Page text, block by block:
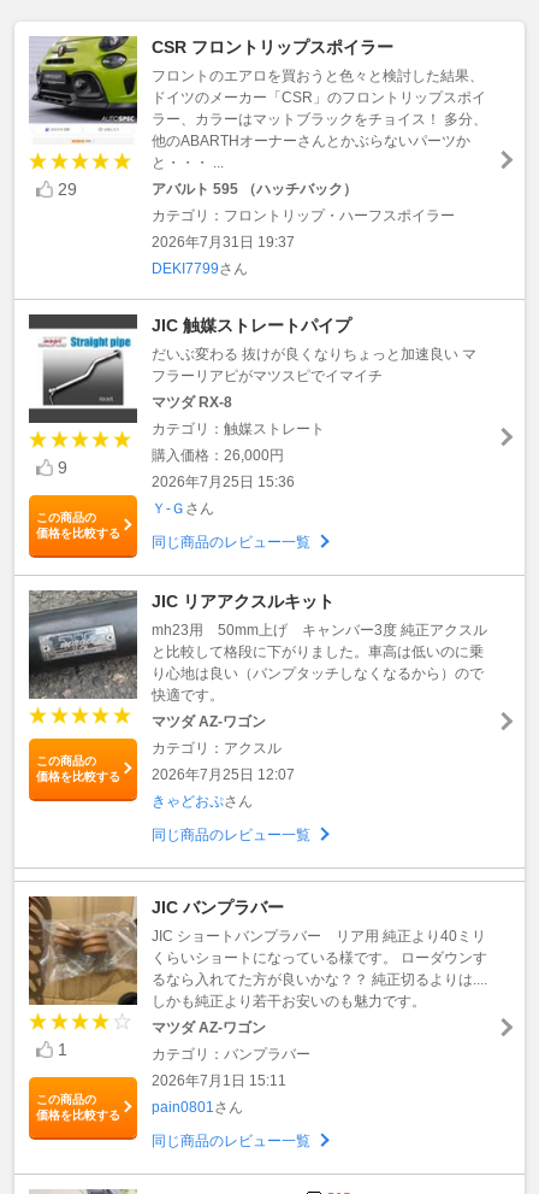
29
CSR フロントリップスポイラー
フロントのエアロを買おうと色々と検討した結果、
ドイツのメーカー「CSR」のフロントリップスポイ
ラー、カラーはマットブラックをチョイス！ 多分、
他のABARTHオーナーさんとかぶらないパーツか
と・・・ ...
アバルト 595 （ハッチバック）
カテゴリ：フロントリップ・ハーフスポイラー
2026年7月31日 19:37
DEKI7799さん
9
この商品の
価格を比較する
JIC 触媒ストレートパイプ
だいぶ変わる 抜けが良くなりちょっと加速良い マ
フラーリアピがマツスピでイマイチ
マツダ RX-8
カテゴリ：触媒ストレート
購入価格：26,000円
2026年7月25日 15:36
Ｙ-Ｇ さん
同じ商品のレビュー一覧
この商品の
価格を比較する
JIC リアアクスルキット
mh23用 50mm上げ キャンバー3度 純正アクスル
と比較して格段に下がりました。車高は低いのに乗
り心地は良い（バンプタッチしなくなるから）ので
快適です。
マツダ AZ-ワゴン
カテゴリ：アクスル
2026年7月25日 12:07
きゃどおぷさん
同じ商品のレビュー一覧
1
この商品の
価格を比較する
JIC バンプラバー
JIC ショートバンプラバー リア用 純正より40ミリ
くらいショートになっている様です。 ローダウンす
るなら入れてた方が良いかな？？ 純正切るよりは....
しかも純正より若干お安いのも魅力です。
マツダ AZ-ワゴン
カテゴリ：バンプラバー
2026年7月1日 15:11
pain0801 さん
同じ商品のレビュー一覧